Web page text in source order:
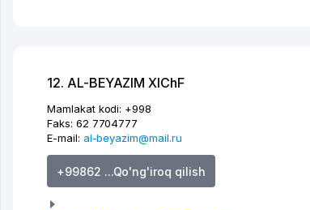
12. AL-BEYAZIM XIChF
Mamlakat kodi: +998
Faks: 62 7704777
E-mail: al-beyazim@mail.ru
+99862 ...Qo'ng'iroq qilish